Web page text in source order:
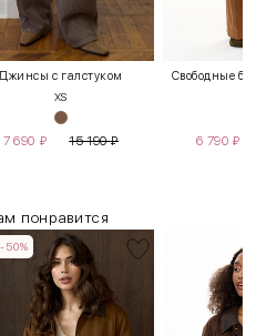
Джинсы с галстуком
XS
7 690 ₽ 15 190₽
Свободные
6 790 ₽
понравится
50%